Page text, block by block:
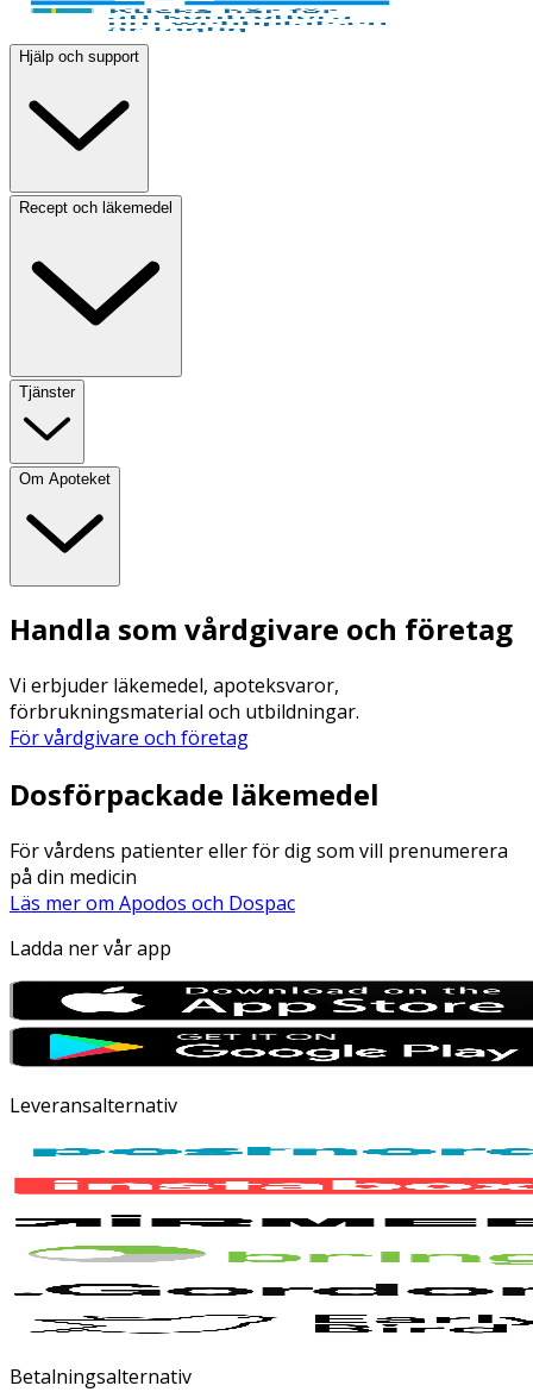
Hjälp och support
Recept och läkemedel
Tjänster
Om Apoteket
Handla som vårdgivare och företag
Vi erbjuder läkemedel, apoteksvaror,
förbrukningsmaterial och utbildningar.
För vårdgivare och företag
Dosförpackade läkemedel
För vårdens patienter eller för dig som vill prenumerera
på din medicin
Läs mer om Apodos och Dospac
Ladda ner vår app
Leveransalternativ
Betalningsalternativ